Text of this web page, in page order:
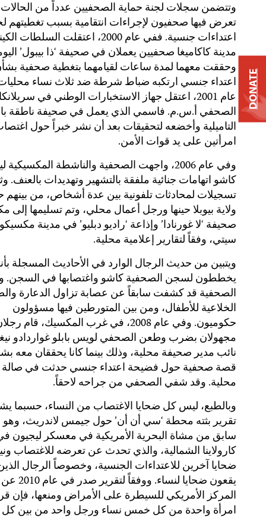
وتتضمن سجلات لجنة حماية الصحفيين عدداً من الحالات
تعرض فيها صحفيون لإجراءات انتقامية بسبب تغطيتهم
اعتداءات جنسية. ففي عام 2000، اعتقلت
مدينة كاكاميغا صحفيين يعملان في صحيفة ‘ذا بيبول’
وحققت معهما لمدة ساعات لقيامهما بتغطية صحفية
اعتداء جنسي ارتكبه ضباط شرطة ضد ثلاث نساء
عام 2001، اعتقل جهاز الاستخبارات الوطني في
الصحفي أ.س.م. فاسمي الذي يعمل في صحيفة ناطقة
التاميلية وأخضعه لتحقيقات بعد أن نشر خبراً حول
امرأتين على يد قوات الأمن.
وفي عام 2006، واجهت الصحفية والناشطة المكسيكية
كاشو اتهامات جنائية ملفقة بالتشهير وتهديدات بالعنف.
تسجيلات لمحادثات تلفونية بين عدة أشخاص، من بينهم
ولاية بيوبلا حينها ورجل أعمال محلي، وتم تسليمها إلى
صحيفة ‘لا غورنادا’ وإذاعة ‘راديو دبليو’ في مدينة مكسيكو
سيتي، وفقاً لتقارير إعلامية محلية.
ويتبين من حديث الرجال الوارد في الأحاديث المسجلة
يخططون لسجن الصحفية كاشو واغتصابها في السجن.
الصحفية قد كشفت سابقاً عن عصابة تزاول الدعارة
الخلاعية للأطفال، ومن بين المتورطين فيها مسؤولون
حكوميون. وفي عام 2008، في غرب المكسيك، قام
مجهولان بضرب وطعن الصحفي لويس بابلو غواردادو
نائب مدير صحيفة محلية، وذلك بينما كانا يحققان معه
قصة صحفية حول فضيحة اعتداء جنسي حدثت في صالة
محلية. وقد شفي الصحفي من جراحه لاحقاً.
وبالطبع، ليس كل ضحايا الاغتصاب من النساء، حسبما
تقرير بثته محطة ‘سي أن أن’ حول جيمس لاندريث،
سابق من مشاة البحرية الأمريكية في معسكر ليجيون
كارولاينا الشمالية، والذي تحدث عن تعرضه للاغتصاب
ضحايا آخرين للاعتداءات الجنسية، وخصوصاً الرجال
يقعون ضحايا لنساء. ووفقاً لتقرير صدر في عام 2010 عن
المركز الأمريكي للسيطرة على الأمراض ومنعها، فإن
DONATE